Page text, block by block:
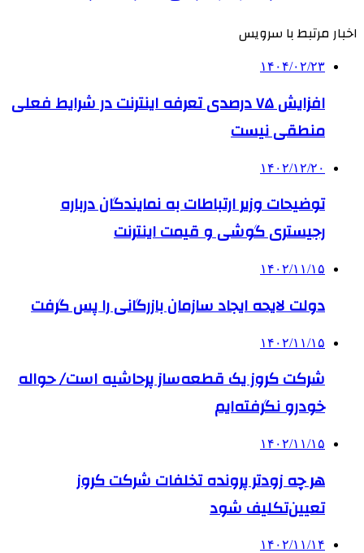
اخبار مرتبط با سرویس
۱۴۰۴/۰۲/۲۳
افزایش ۷۵ درصدی تعرفه اینترنت در شرایط فعلی
منطقی نیست
۱۴۰۲/۱۲/۲۰
توضیحات وزیر ارتباطات به نمایندگان درباره
رجیستری گوشی و قیمت اینترنت
۱۴۰۲/۱۱/۱۵
دولت لایحه ایجاد سازمان بازرگانی را پس گرفت
۱۴۰۲/۱۱/۱۵
شرکت کروز یک قطعه‌ساز پرحاشیه است/ حواله
خودرو نگرفته‌ایم
۱۴۰۲/۱۱/۱۵
هر چه زودتر پرونده تخلفات شرکت کروز
تعیین‌تکلیف شود
۱۴۰۲/۱۱/۱۴